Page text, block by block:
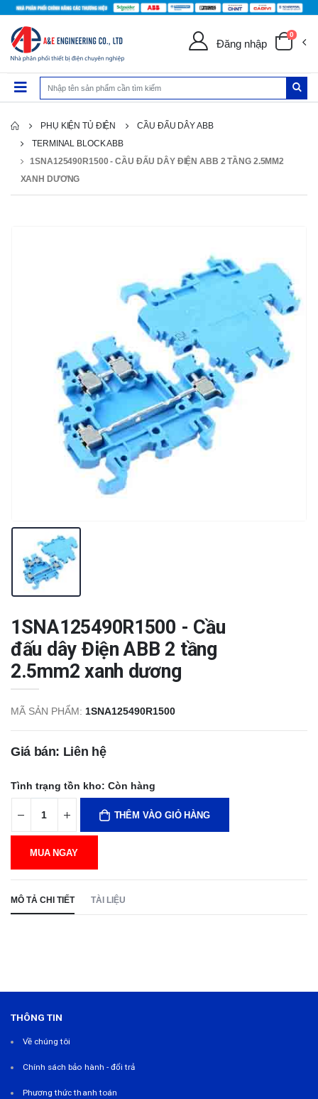
Đăng nhập
0
PHỤ KIỆN TỦ ĐIỆN
CẦU ĐẤU DÂY ABB
TERMINAL BLOCK ABB
1SNA125490R1500 - CẦU ĐẤU DÂY ĐIỆN ABB 2 TẦNG 2.5MM2
XANH DƯƠNG
1SNA125490R1500 - Cầu
đấu dây Điện ABB 2 tầng
2.5mm2 xanh dương
MÃ SẢN PHẨM: 1SNA125490R1500
Giá bán: Liên hệ
Tình trạng tồn kho: Còn hàng
THÊM VÀO GIỎ HÀNG
MUA NGAY
MÔ TẢ CHI TIẾT TÀI LIỆU
THÔNG TIN
Về chúng tôi
Chính sách bảo hành - đổi trả
Phương thức thanh toán